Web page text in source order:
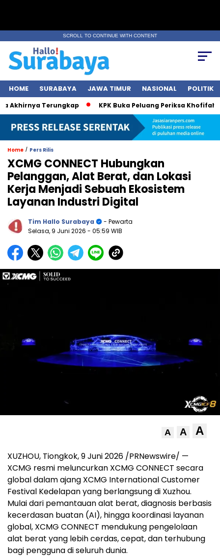
SCROLL TO CONTINUE WITH CONTENT
HOME SURABAYA JAWA TIMUR NASIONAL POLITIK
Terungkap KPK Buka Peluang Periksa Khofifah
Home / Pers Rilis
XCMG CONNECT Hubungkan
Pelanggan, Alat Berat, dan Lokasi
Kerja Menjadi Sebuah Ekosistem
Layanan Industri Digital
Tim Hallo Surabaya
- Pewarta
Selasa, 9 Juni 2026 - 05:59 WIB
A A A
XUZHOU, Tiongkok,9 Juni 2026 /PRNewswire/ —
XCMG resmi meluncurkan XCMG CONNECT secara
global dalam ajang XCMG International Customer
Festival Kedelapan yang berlangsung di Xuzhou.
Mulai dari pemantauan alat berat, diagnosis berbasis
kecerdasan buatan (AI), hingga koordinasi layanan
global, XCMG CONNECT mendukung pengelolaan
alat berat yang lebih cerdas, cepat, dan terhubung
bagi pengguna di seluruh dunia.